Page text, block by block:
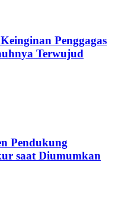
Penggagas
Terwujud
Pendukung
saat Diumumkan